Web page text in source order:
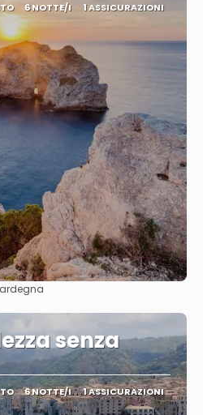
6 NOTTE/I 1 ASSICURAZIONI
Vedere
senza
6 NOTTE/I 1 ASSICURAZIONI